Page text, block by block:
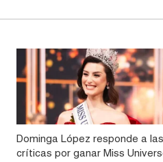
Dominga López responde a las
críticas por ganar Miss